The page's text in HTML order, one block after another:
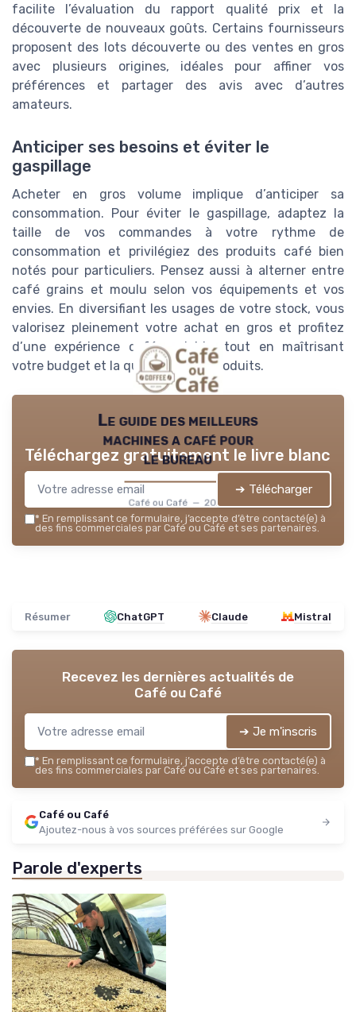
facilite l’évaluation du rapport qualité prix et la
découverte de nouveaux goûts. Certains fournisseurs
proposent des lots découverte ou des ventes en gros
avec plusieurs origines, idéales pour affiner vos
préférences et partager des avis avec d’autres
amateurs.
Anticiper ses besoins et éviter le
gaspillage
Acheter en gros volume implique d’anticiper sa
consommation. Pour éviter le gaspillage, adaptez la
taille de vos commandes à votre rythme de
consommation et privilégiez des produits café bien
notés pour particuliers. Pensez aussi à alterner entre
café grains et moulu selon vos équipements et vos
envies. En diversifiant les usages de votre stock, vous
valorisez pleinement votre achat en gros et profitez
d’une expérience café enrichie, tout en maîtrisant
votre budget et la qualité de vos produits.
Le guide des meilleurs
machines a café pour
le bureau
Café ou Café — 2026
Téléchargez gratuitement le livre blanc
➔ Télécharger
* En remplissant ce formulaire, j’accepte d’être contacté(e) à
des fins commerciales par Café ou Café et ses partenaires.
Résumer ChatGPT Claude Mistral
Recevez les dernières actualités de
Café ou Café
➔ Je m'inscris
* En remplissant ce formulaire, j’accepte d’être contacté(e) à
des fins commerciales par Café ou Café et ses partenaires.
Café ou Café
Ajoutez-nous à vos sources préférées sur Google
Parole d'experts